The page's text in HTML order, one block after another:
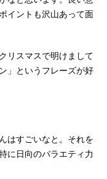
イントも沢山あって面
リスマスで明けまして
」というフレーズが好
はすごいなと。それを
に日向のバラエティ力